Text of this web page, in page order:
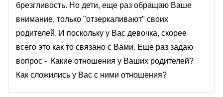
брезгливость. Но дети, еще раз обращаю Ваше
внимание, только "отзеркаливают" своих
родителей. И поскольку у Вас девочка, скорее
всего это как то связано с Вами. Еще раз задаю
вопрос - Какие отношения у Ваших родителей?
Как сложились у Вас с ними отношения?